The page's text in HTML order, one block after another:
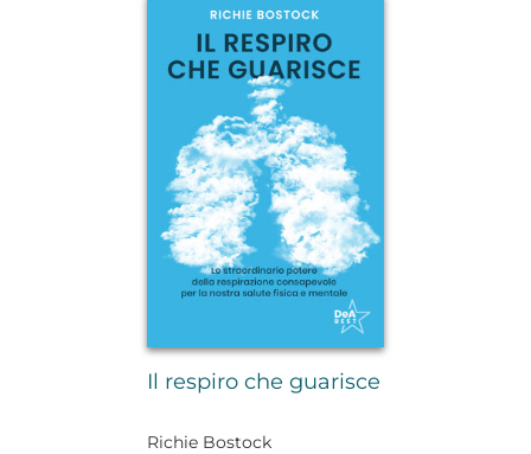
Il respiro che guarisce
Richie Bostock